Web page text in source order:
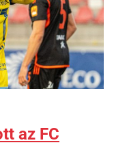
az FC